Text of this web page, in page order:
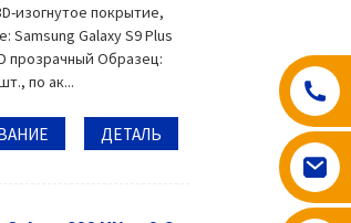
изогнутое покрытие,
Samsung Galaxy S9 Plus
прозрачный Образец:
по ак...
ДЕТАЛЬ